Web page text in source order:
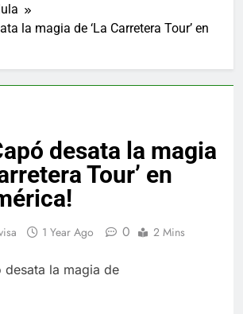
la magia de ‘La Carretera Tour’ en
desata la magia
Tour’ en
1 Year Ago 0 2 Mins